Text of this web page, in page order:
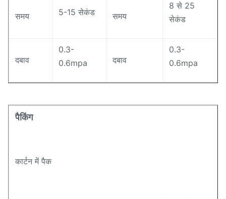
समय 5-15 सेकंड समय
8 से 25
सेकंड
दबाव
0.3-
0.6mpa
दबाव
0.3-
0.6mpa
पैकिंग
कार्टन में पैक